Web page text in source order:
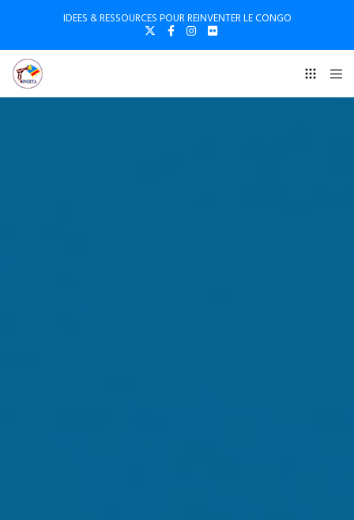
IDEES & RESSOURCES POUR REINVENTER LE CONGO